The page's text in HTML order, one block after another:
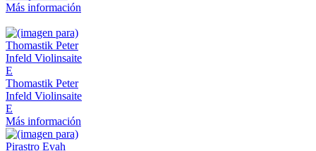
Más información
Thomastik Peter
Infeld Violinsaite
E
Más información